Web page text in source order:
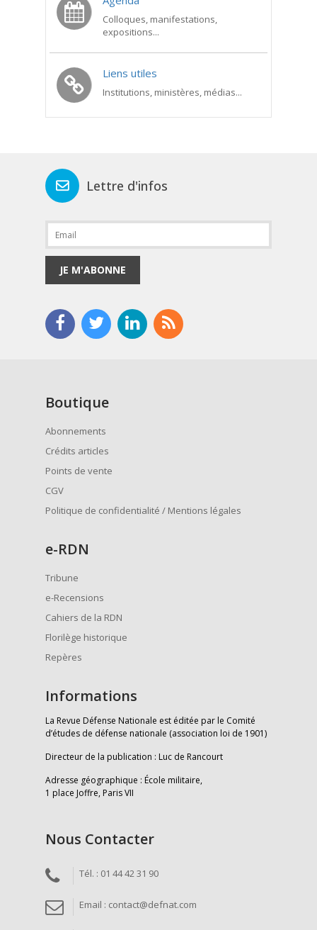
Colloques, manifestations,
expositions...
Liens utiles
Institutions, ministères, médias...
Lettre d'infos
JE M'ABONNE
Boutique
Abonnements
Crédits articles
Points de vente
CGV
Politique de confidentialité / Mentions légales
e-RDN
Tribune
e-Recensions
Cahiers de la RDN
Florilège historique
Repères
Informations
La Revue Défense Nationale est éditée par le Comité
d’études de défense nationale (association loi de 1901)
Directeur de la publication : Luc de Rancourt
Adresse géographique : École militaire,
1 place Joffre, Paris VII
Nous Contacter
Tél. : 01 44 42 31 90
Email : contact@defnat.com